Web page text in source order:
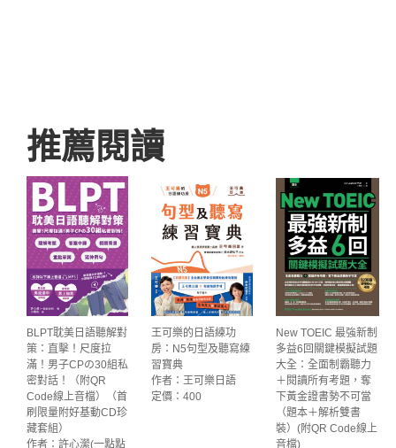
推薦閱讀
BLPT耽美日語聽解對
策：直擊！尺度拉
滿！男子CPの30組私
密對話！（附QR
Code線上音檔）（首
刷限量附好基動CD珍
藏套組）
作者：許心瀠(一點點
王可樂的日語練功
房：N5句型及聽寫練
習寶典
作者：王可樂日語
定價：400
New TOEIC 最強新制
多益6回關鍵模擬試題
大全：全面制霸聽力
＋閱讀所有考題，奪
下黃金證書勢不可當
（題本＋解析雙書
裝）(附QR Code線上
音檔)